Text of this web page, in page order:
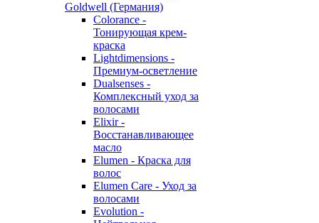
Goldwell (Германия)
Colorance -
Тонирующая крем-
краска
Lightdimensions -
Премиум-осветление
Dualsenses -
Комплексный уход за
волосами
Elixir -
Восстанавливающее
масло
Elumen - Краска для
волос
Elumen Care - Уход за
волосами
Evolution -